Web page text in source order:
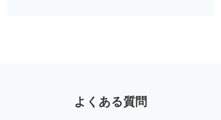
よくある質問